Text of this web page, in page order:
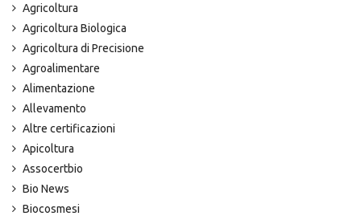
Agricoltura
Agricoltura Biologica
Agricoltura di Precisione
Agroalimentare
Alimentazione
Allevamento
Altre certificazioni
Apicoltura
Assocertbio
Bio News
Biocosmesi